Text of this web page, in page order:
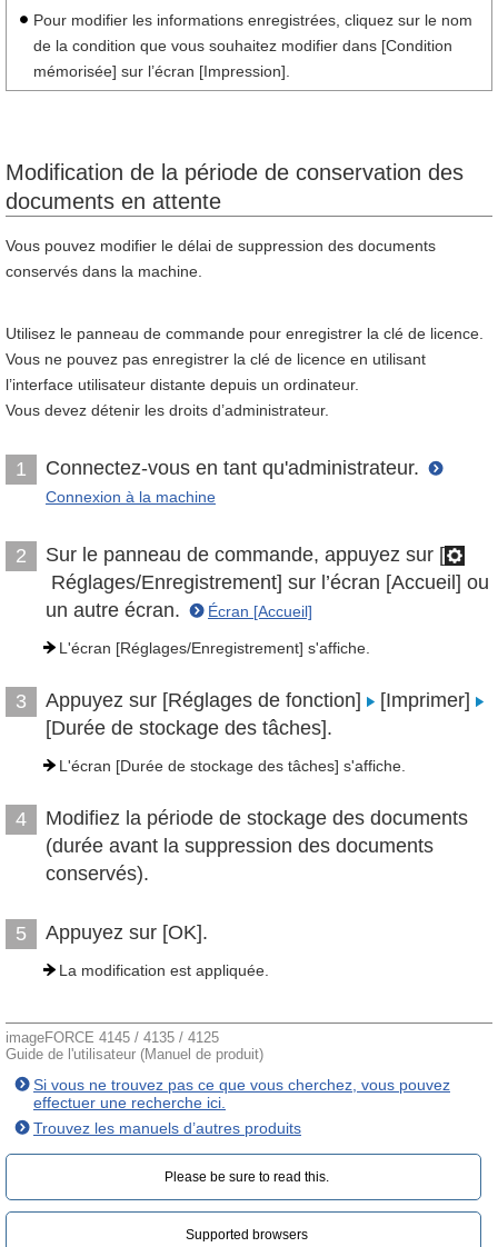
Pour modifier les informations enregistrées, cliquez sur le nom
de la condition que vous souhaitez modifier dans [Condition
mémorisée] sur l’écran [Impression].
Modification de la période de conservation des
documents en attente
Vous pouvez modifier le délai de suppression des documents
conservés dans la machine.
Utilisez le panneau de commande pour enregistrer la clé de licence.
Vous ne pouvez pas enregistrer la clé de licence en utilisant
l’interface utilisateur distante depuis un ordinateur.
Vous devez détenir les droits d’administrateur.
1 Connectez-vous en tant qu'administrateur.
Connexion à la machine
2
Sur le panneau de commande, appuyez sur [
Réglages/Enregistrement] sur l’écran [Accueil] ou
un autre écran.
Écran [Accueil]
L'écran [Réglages/Enregistrement] s'affiche.
3 Appuyez sur [Réglages de fonction]
[Imprimer]
[Durée de stockage des tâches].
L'écran [Durée de stockage des tâches] s'affiche.
4
Modifiez la période de stockage des documents
(durée avant la suppression des documents
conservés).
5 Appuyez sur [OK].
La modification est appliquée.
imageFORCE 4145 / 4135 / 4125
Guide de l'utilisateur (Manuel de produit)
Si vous ne trouvez pas ce que vous cherchez, vous pouvez
effectuer une recherche ici.
Trouvez les manuels d’autres produits
Please be sure to read this.‎
Supported browsers